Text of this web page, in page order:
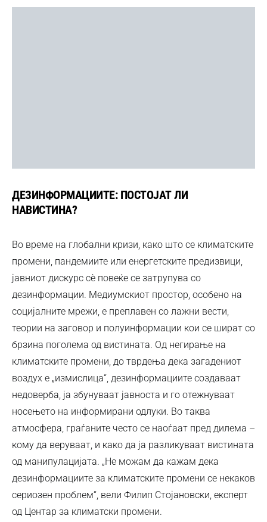
ДЕЗИНФОРМАЦИИТЕ: ПОСТОЈАТ ЛИ
НАВИСТИНА?
Во време на глобални кризи, како што се климатските
промени, пандемиите или енергетските предизвици,
јавниот дискурс сѐ повеќе се затрупува со
дезинформации. Медиумскиот простор, особено на
социјалните мрежи, е преплавен со лажни вести,
теории на заговор и полуинформации кои се шират со
брзина поголема од вистината. Од негирање на
климатските промени, до тврдења дека загадениот
воздух е „измислица“, дезинформациите создаваат
недоверба, ја збунуваат јавноста и го отежнуваат
носењето на информирани одлуки. Во таква
атмосфера, граѓаните често се наоѓаат пред дилема –
кому да веруваат, и како да ја разликуваат вистината
од манипулацијата. „Не можам да кажам дека
дезинформациите за климатските промени се некаков
сериозен проблем“, вели Филип Стојановски, експерт
од Центар за климатски промени.